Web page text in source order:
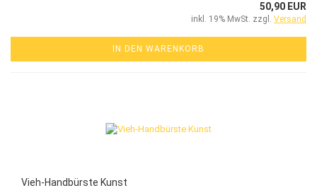
50,90 EUR
inkl. 19% MwSt. zzgl. Versand
IN DEN WARENKORB
Vieh-Handbürste Kunst